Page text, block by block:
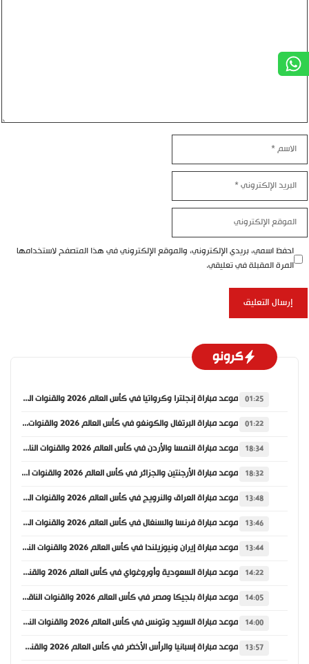
الإلكتروني
الإلكتروني
احفظ اسمي، بريدي الإلكتروني، والموقع الإلكتروني في هذا المتصفح لاستخدامها
المرة المقبلة في تعليقي.
كرونو
01:25 موعد مباراة إنجلترا وكرواتيا في كأس العالم 2026 والقنوات الناقلة
01:22 موعد مباراة البرتغال والكونغو في كأس العالم 2026 والقنوات الناقلة
18:34 موعد مباراة النمسا والأردن في كأس العالم 2026 والقنوات الناقلة
18:32 موعد مباراة الأرجنتين والجزائر في كأس العالم 2026 والقنوات الناقلة
13:48 موعد مباراة العراق والنرويج في كأس العالم 2026 والقنوات الناقلة
13:46 موعد مباراة فرنسا والسنغال في كأس العالم 2026 والقنوات الناقلة
13:44 موعد مباراة إيران ونيوزيلندا في كأس العالم 2026 والقنوات الناقلة
14:22 موعد مباراة السعودية وأوروغواي في كأس العالم 2026 والقنوات الناقلة
14:05 موعد مباراة بلجيكا ومصر في كأس العالم 2026 والقنوات الناقلة
14:00 موعد مباراة السويد وتونس في كأس العالم 2026 والقنوات الناقلة
13:57 موعد مباراة إسبانيا والرأس الأخضر في كأس العالم 2026 والقنوات الناقلة